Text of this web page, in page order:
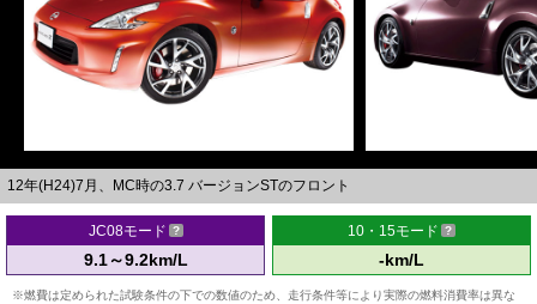
12年(H24)7月、MC時の3.7 バージョンSTのフロント
JC08モード
9.1～9.2km/L
10・15モード
-km/L
※燃費は定められた試験条件の下での数値のため、走行条件等により実際の燃料消費率は異な